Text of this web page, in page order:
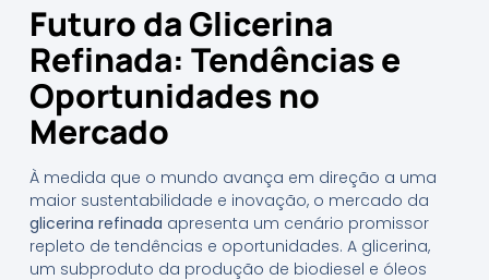
Futuro da Glicerina
Refinada: Tendências e
Oportunidades no
Mercado
À medida que o mundo avança em direção a uma
maior sustentabilidade e inovação, o mercado da
glicerina refinada apresenta um cenário promissor
repleto de tendências e oportunidades. A glicerina,
um subproduto da produção de biodiesel e óleos